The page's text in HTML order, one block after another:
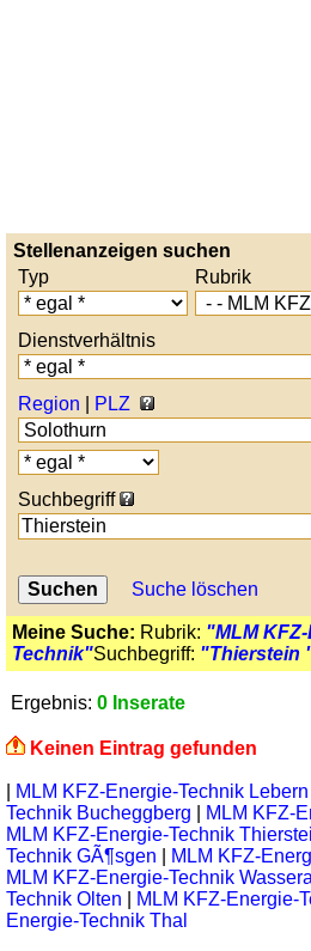
Stellenanzeigen suchen
Typ
Rubrik
Dienstverhältnis
Region
PLZ
Suchbegriff
Suche löschen
Meine Suche: Rubrik: "MLM
Technik"Suchbegriff: "Thierstein
Ergebnis: 0 Inserate
Keinen Eintrag gefunden
MLM KFZ-Energie-Technik Lebern
Technik Bucheggberg
MLM KFZ-
MLM KFZ-Energie-Technik
Technik GÃ¶sgen
MLM KFZ-
MLM KFZ-Energie-Technik
Technik Olten
MLM KFZ-Energie-
Energie-Technik Thal